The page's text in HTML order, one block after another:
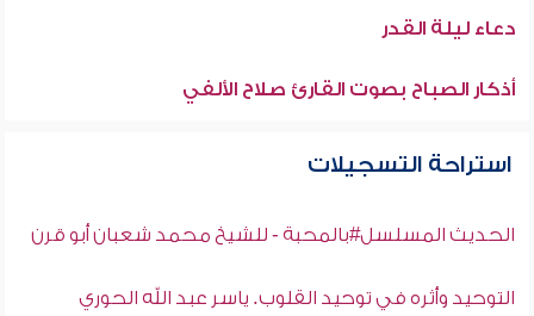
دعاء ليلة القدر
أذكار الصباح بصوت القارئ صلاح الألفي
استراحة التسجيلات
الحديث المسلسل#بالمحبة - للشيخ محمد شعبان أبو قرن
التوحيد وأثره في توحيد القلوب. ياسر عبد الله الحوري